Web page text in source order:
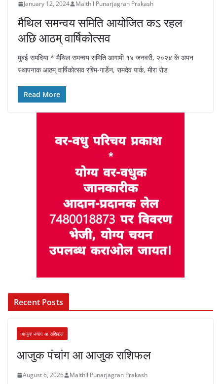
January 12, 2024 Maithil Punarjagran Prakash
मैथिल समन्वय समिति आयोजित कऽ रहल
अछि आठम् वार्षिकोत्सव
मुंबई समदिया * मैथिल समन्वय समिति आगामी १४ जनवरी, २०२४ कें अपन
स्थापनाक आठम् वार्षिकोत्सव रश्मि-गार्डेन, रामदेव पार्क, मीरा रोड
Read More
Recent Posts
आजुक पंचांग आ राशिफल
आजुक पंचांग आ आजुक राशिफल
August 6, 2026 Maithil Punarjagran Prakash